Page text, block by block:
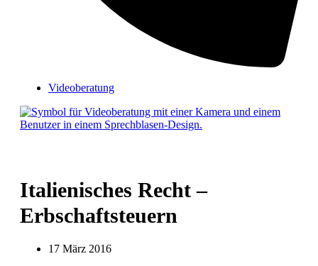
Videoberatung
Italienisches Recht –
Erbschaftsteuern
17 März 2016